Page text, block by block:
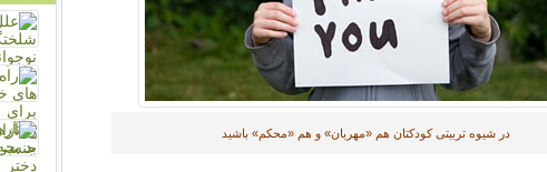
در شیوه تربیتی‌ کودکتان هم «مهربان» و هم «محکم» باشید